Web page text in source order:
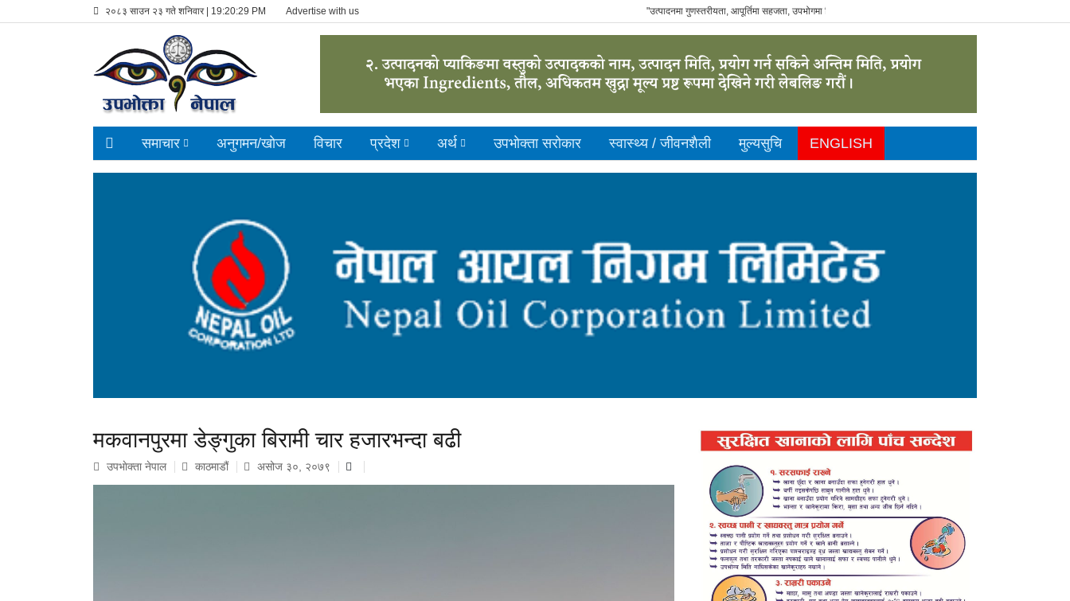
२०८३ साउन २३ गते शनिवार | 19:20:30 PM Advertise with us "उत्पादनमा गुणस्तरीयता, आपूर्तिमा सहजता, उपभोगमा विवेकशीलता" - The Sustainable Consumer.
समाचार अनुगमन/खाेज विचार प्रदेश अर्थ उपभाेक्ता सरोकार स्वास्थ्य / जीवनशैली मुल्यसुचि ENGLISH
मकवानपुरमा डेङ्गुका बिरामी चार हजारभन्दा बढी
उपभाेक्ता नेपाल काठमाडौं असोज ३०, २०७९